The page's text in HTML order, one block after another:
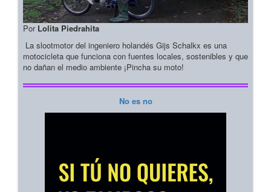
Por Lolita Piedrahita
La slootmotor del ingeniero holandés Gijs Schalkx es una
motocicleta que funciona con fuentes locales, sostenibles y que
no dañan el medio ambiente ¡Pincha su moto!
No es no